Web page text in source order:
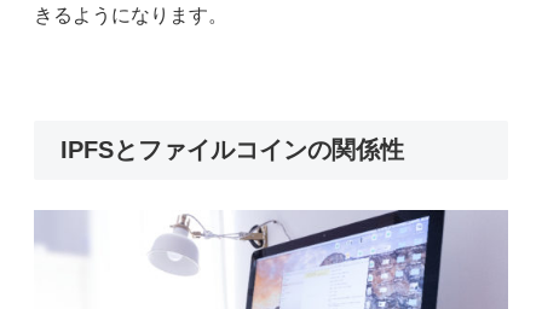
きるようになります。
IPFSとファイルコインの関係性